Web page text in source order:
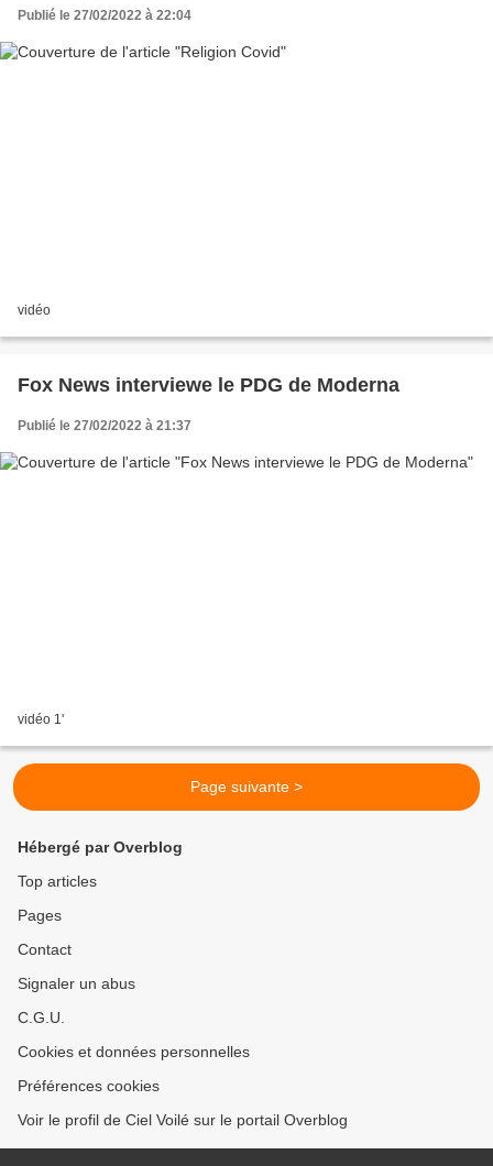
Publié le 27/02/2022 à 22:04
vidéo
Fox News interviewe le PDG de Moderna
Publié le 27/02/2022 à 21:37
vidéo 1'
Page suivante >
Hébergé par Overblog
Top articles
Pages
Contact
Signaler un abus
C.G.U.
Cookies et données personnelles
Préférences cookies
Voir le profil de Ciel Voilé sur le portail Overblog